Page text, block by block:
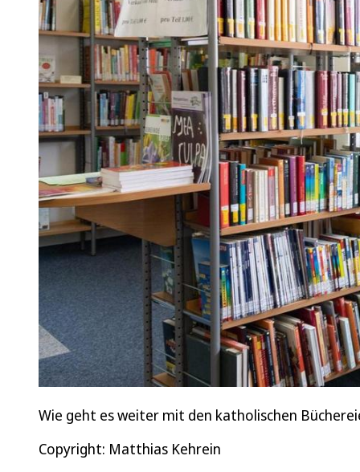
Wie geht es weiter mit den katholischen
Copyright: Matthias Kehrein